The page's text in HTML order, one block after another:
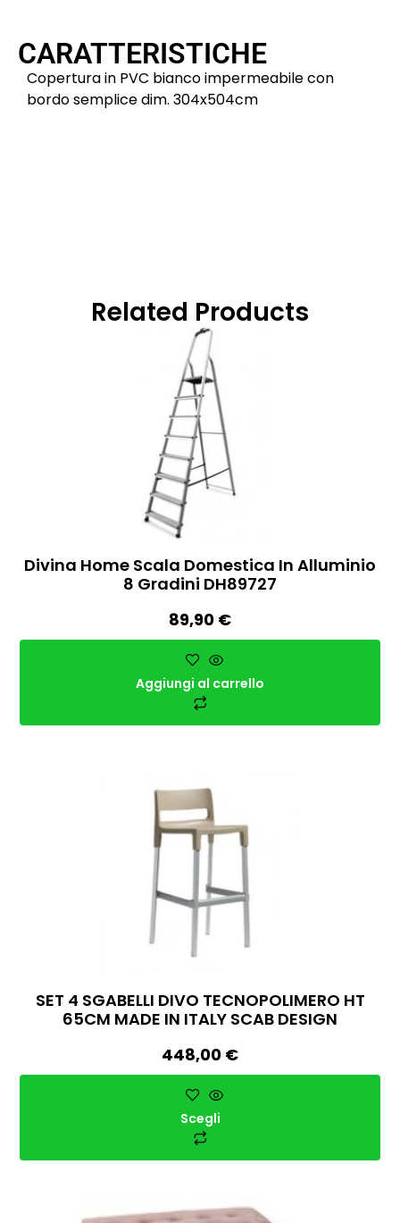
CARATTERISTICHE
Copertura in PVC bianco impermeabile con
bordo semplice dim. 304x504cm
Related Products
Divina Home Scala Domestica In Alluminio
8 Gradini DH89727
89,90 €
Aggiungi al carrello
SET 4 SGABELLI DIVO TECNOPOLIMERO HT
65CM MADE IN ITALY SCAB DESIGN
448,00 €
Scegli